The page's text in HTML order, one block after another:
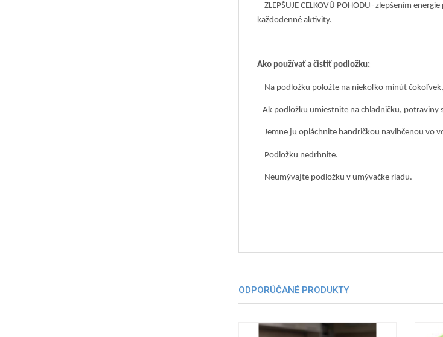
ZLEPŠUJE CELKOVÚ POHODU- zlepšením
každodenné aktivity.
Ako používať a čistiť podložku:
Na podložku položte na niekoľko minút
Ak podložku umiestnite na chladničku, potraviny
Jemne ju opláchnite handričkou navlhčenou vo
Podložku nedrhnite.
Neumývajte podložku v umývačke riadu.
ODPORÚČANÉ PRODUKTY